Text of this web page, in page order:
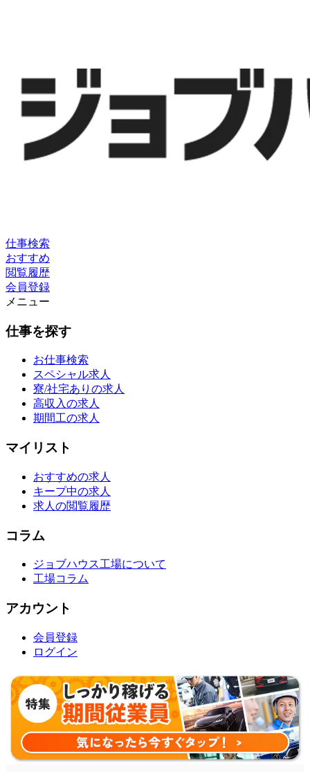
仕事検索
おすすめ
閲覧履歴
会員登録
メニュー
仕事を探す
お仕事検索
スペシャル求人
寮/社宅ありの求人
高収入の求人
期間工の求人
マイリスト
おすすめの求人
キープ中の求人
求人の閲覧履歴
コラム
ジョブハウス工場について
工場コラム
アカウント
会員登録
ログイン